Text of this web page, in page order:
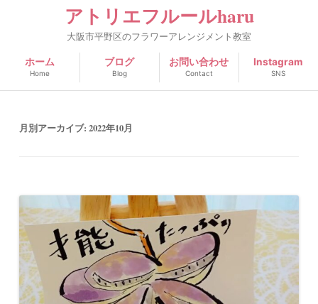
アトリエフルールharu
大阪市平野区のフラワーアレンジメント教室
ホーム
Home
ブログ
Blog
お問い合わせ
Contact
Instagram
SNS
月別アーカイブ:2022年10月